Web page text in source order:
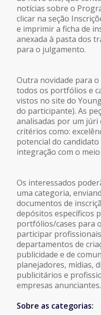
notícias sobre o
clicar na seção
e imprimir a ficha de
anexada à pasta dos
para o julgamento.
Outra novidade para
todos os portfólios e
vistos no site do
do participante). As
analisadas por um júri
critérios como:
potencial do
integração com o
Os interessados
uma categoria,
documentos de
depósitos específicos
portfólios/cases para
participar
departamentos de
publicidade e de
planejadores, mídias,
publicitários e
empresas anunciantes.
Sobre as categorias: